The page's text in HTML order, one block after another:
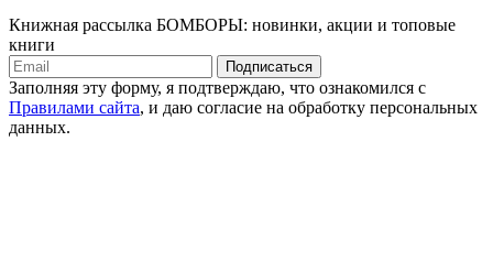
Книжная рассылка БОМБОРЫ: новинки, акции и топовые
книги
Подписаться
Заполняя эту форму, я подтверждаю, что ознакомился с
Правилами сайта, и даю согласие на обработку персональных
данных.